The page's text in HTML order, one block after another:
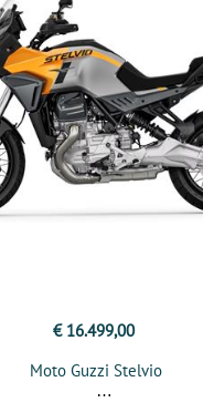
€ 16.499,00
Moto Guzzi Stelvio